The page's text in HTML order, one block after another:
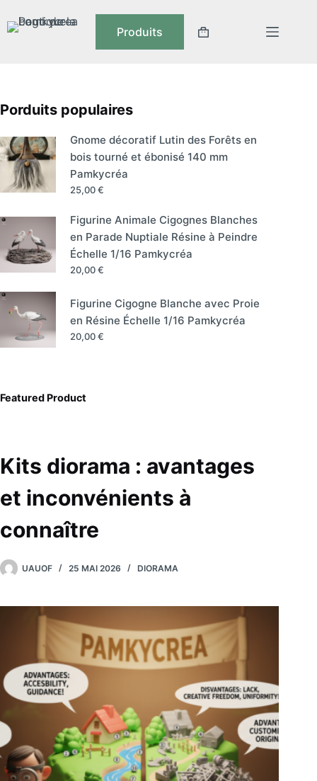
Produits
Kits diorama : avantages
et inconvénients à
connaître
UAUOF 25 MAI 2026 DIORAMA
Porduits populaires
Gnome décoratif Lutin des Forêts en
bois tourné et ébonisé 140 mm
Pamkycréa
25,00€
Figurine Animale Cigognes Blanches
en Parade Nuptiale Résine à Peindre
Échelle 1/16 Pamkycréa
20,00€
Figurine Cigogne Blanche avec Proie
en Résine Échelle 1/16 Pamkycréa
20,00€
Featured Product